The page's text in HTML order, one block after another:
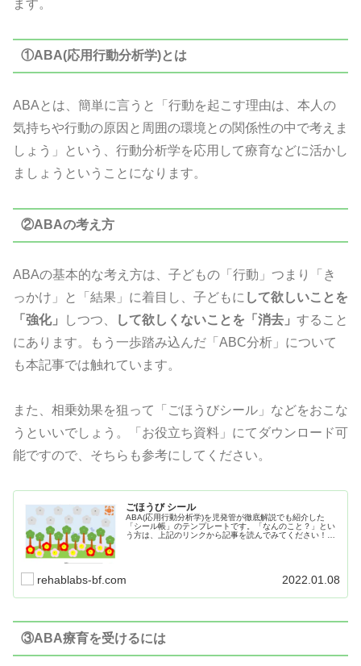
ます。
①ABA(応用行動分析学)とは
ABAとは、簡単に言うと「行動を起こす理由は、本人の
気持ちや行動の原因と周囲の環境との関係性の中で考えま
しょう」という、行動分析学を応用して療育などに活かし
ましょうということになります。
②ABAの考え方
ABAの基本的な考え方は、子どもの「行動」つまり「き
っかけ」と「結果」に着目し、子どもに して欲しいことを
「強化」
しつつ、 して欲しくないことを「消去」 すること
にあります。もう一歩踏み込んだ「ABC分析」について
も本記事では触れています。
また、相乗効果を狙って「ごほうびシール」などをおこな
うといいでしょう。「お役立ち資料」にてダウンロード可
能ですので、そちらも参考にしてください。
ごほうび シール
ABA(応用行動分析学)を児発管が徹底解説でも紹介した
「シール帳」のテンプレートです。「なんのこと？」とい
う方は、上記のリンクから記事を読んでみてください！こ
rehablabs-bf.com 2022.01.08
③ABA療育を受けるには